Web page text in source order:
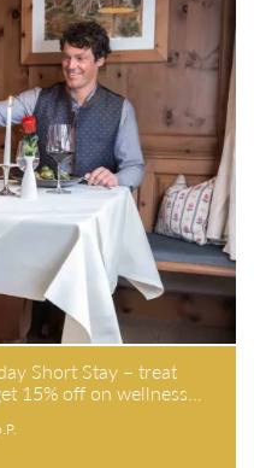
Short Stay – treat
15% off on wellness…